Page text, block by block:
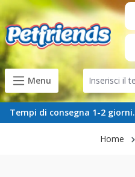
content
Menu
Tempi di consegna 1-2 giorni.
Home